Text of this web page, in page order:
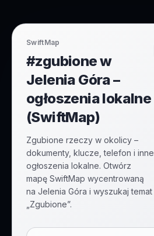
SwiftMap
#zgubione w
Jelenia Góra –
ogłoszenia lokalne
(SwiftMap)
Zgubione rzeczy w okolicy –
dokumenty, klucze, telefon i inne
ogłoszenia lokalne. Otwórz
mapę SwiftMap wycentrowaną
na Jelenia Góra i wyszukaj temat
„Zgubione”.